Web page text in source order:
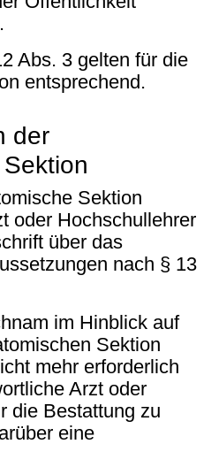
Abs. 3 gelten für die
entsprechend.
der
Sektion
oder Hochschullehrer
über das
nach § 13
im Hinblick auf
Sektion
mehr erforderlich
Arzt oder
die Bestattung zu
eine